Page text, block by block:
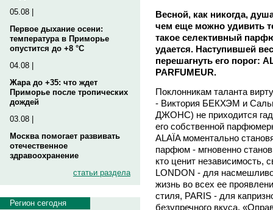
05.08 |
Первое дыхание осени:
температура в Приморье
опустится до +8 °C
04.08 |
Жара до +35: что ждет
Приморье после тропических
дождей
03.08 |
Москва помогает развивать
отечественное
здравоохранение
статьи раздела
Регион сегодня
Весной, как никогда,
чем еще можно удивить
такое селективный
удается. Наступившей
перешагнуть его порог:
PARFUMEUR.
Поклонникам таланта
- Виктория БЕКХЭМ и
ДЖОНС) не приходится
его собственной
ALAÏA моментально
парфюм - мгновенно
кто ценит независимость,
LONDON - для
жизнь во всех ее
стиля, PARIS - для
безупречного вкуса.